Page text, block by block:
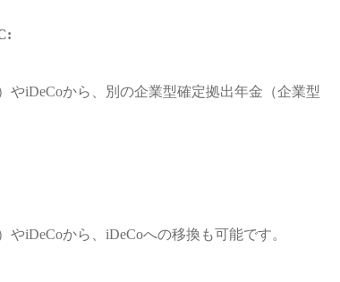
やiDeCoから、別の企業型確定拠出年金（企業型
iDeCoから、iDeCoへの移換も可能です。